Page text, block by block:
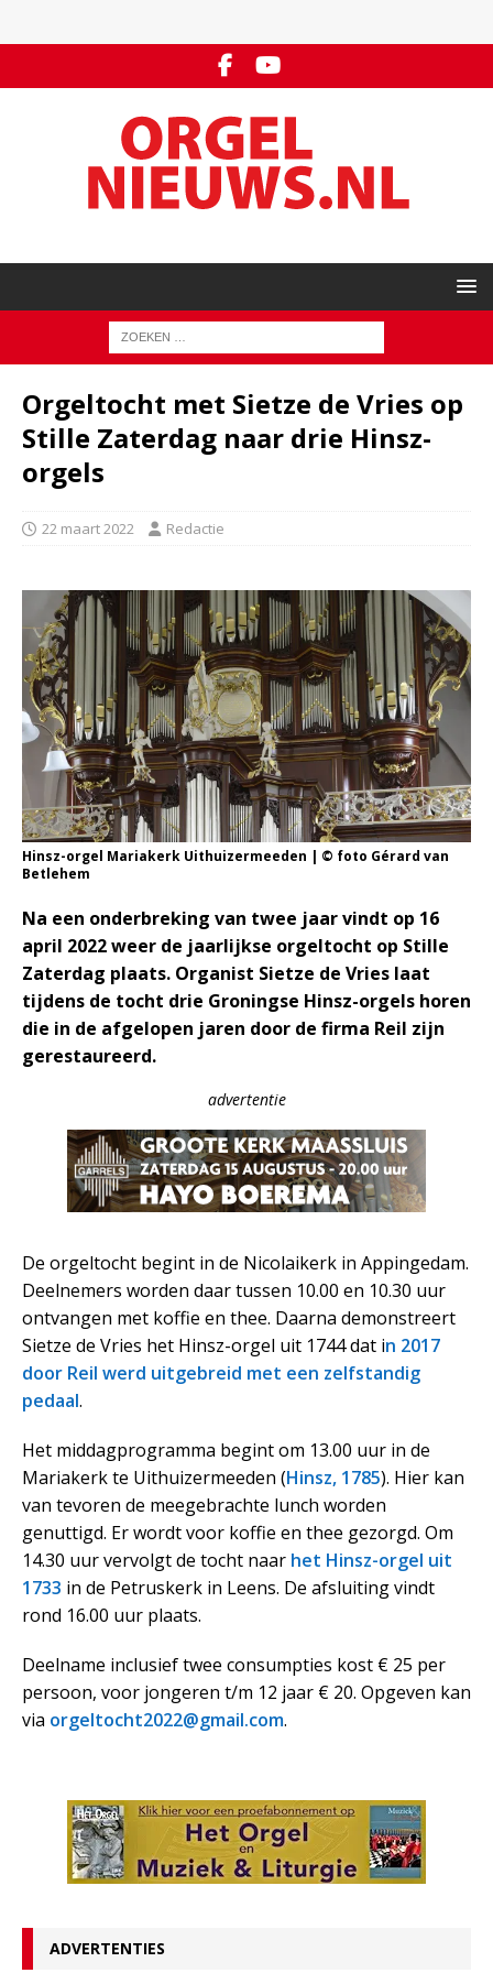
Orgeltocht met Sietze de Vries op
Stille Zaterdag naar drie Hinsz-
orgels
22 maart 2022 Redactie
Hinsz-orgel Mariakerk Uithuizermeeden | © foto Gérard van
Betlehem
Na een onderbreking van twee jaar vindt op 16
april 2022 weer de jaarlijkse orgeltocht op Stille
Zaterdag plaats. Organist Sietze de Vries laat
tijdens de tocht drie Groningse Hinsz-orgels horen
die in de afgelopen jaren door de firma Reil zijn
gerestaureerd.
advertentie
De orgeltocht begint in de Nicolaikerk in Appingedam.
Deelnemers worden daar tussen 10.00 en 10.30 uur
ontvangen met koffie en thee. Daarna demonstreert
Sietze de Vries het Hinsz-orgel uit 1744 dat in 2017
door Reil werd uitgebreid met een zelfstandig
pedaal.
Het middagprogramma begint om 13.00 uur in de
Mariakerk te Uithuizermeeden (Hinsz, 1785). Hier kan
van tevoren de meegebrachte lunch worden
genuttigd. Er wordt voor koffie en thee gezorgd. Om
14.30 uur vervolgt de tocht naar het Hinsz-orgel uit
1733 in de Petruskerk in Leens. De afsluiting vindt
rond 16.00 uur plaats.
Deelname inclusief twee consumpties kost € 25 per
persoon, voor jongeren t/m 12 jaar € 20. Opgeven kan
via orgeltocht2022@gmail.com.
ADVERTENTIES